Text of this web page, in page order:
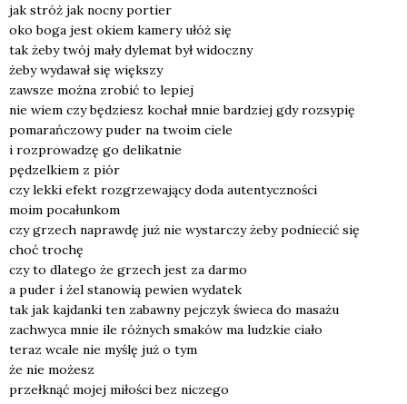
jak stróż jak noc­ny por­tier
oko boga jest okiem kame­ry ułóż się
tak żeby twój mały dyle­mat był widocz­ny
żeby wyda­wał się więk­szy
zawsze moż­na zro­bić to lepiej
nie wiem czy będziesz kochał mnie bar­dziej gdy roz­sy­pię
poma­rań­czo­wy puder na two­im cie­le
i roz­pro­wa­dzę go deli­kat­nie
pędzel­kiem z piór
czy lek­ki efekt roz­grze­wa­ją­cy doda auten­tycz­no­ści
moim poca­łun­kom
czy grzech napraw­dę już nie wystar­czy żeby pod­nie­cić się
choć tro­chę
czy to dla­te­go że grzech jest za dar­mo
a puder i żel sta­no­wią pewien wyda­tek
tak jak kaj­dan­ki ten zabaw­ny pej­czyk świe­ca do masa­żu
zachwy­ca mnie ile róż­nych sma­ków ma ludz­kie cia­ło
teraz wca­le nie myślę już o tym
że nie możesz
prze­łknąć mojej miło­ści bez nicze­go